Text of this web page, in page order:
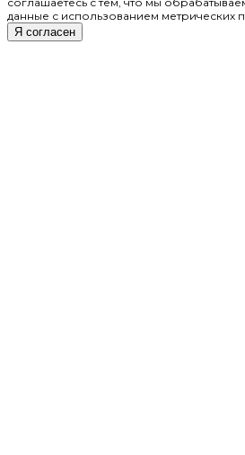
данные с использованием метрических
Я согласен